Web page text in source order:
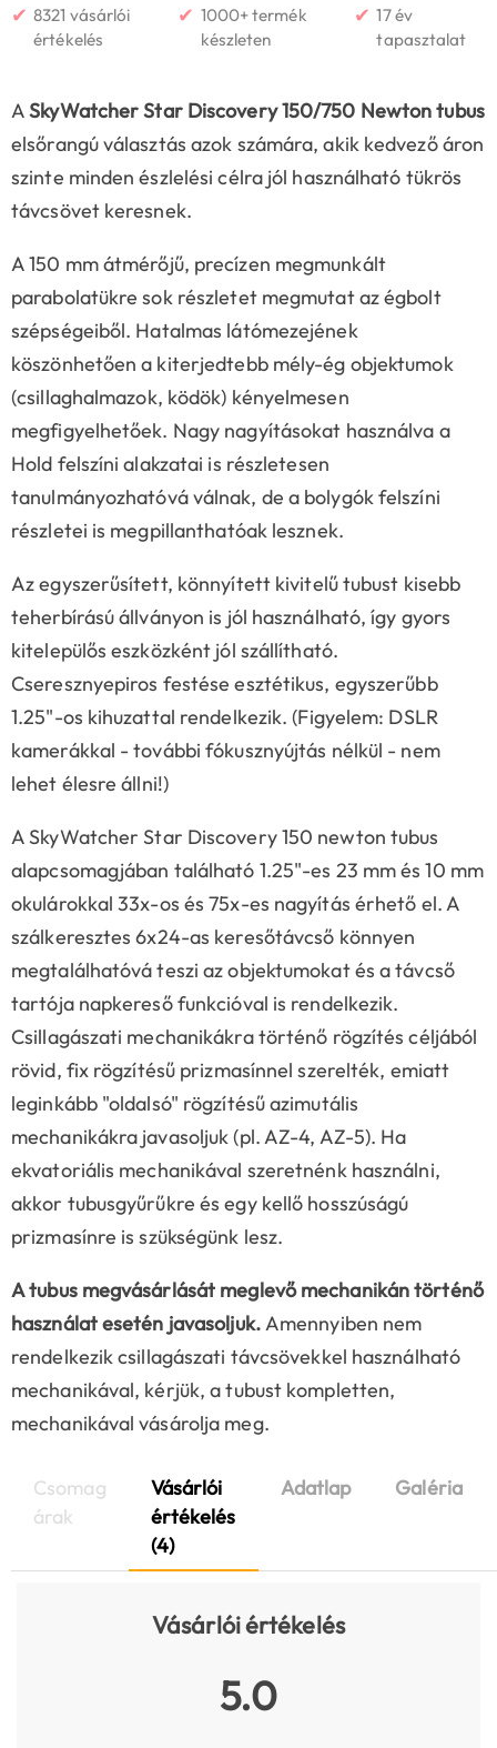
✔ 8321 vásárlói
értékelés
✔ 1000+ termék
készleten
✔ 17 év
tapasztalat
ASkyWatcher Star Discovery 150/750 Newton tubus
elsőrangú választás azok számára, akik kedvező áron
szinte minden észlelési célra jól használható tükrös
távcsövet keresnek.
A 150 mm átmérőjű, precízen megmunkált
parabolatükre sok részletet megmutat az égbolt
szépségeiből. Hatalmas látómezejének
köszönhetően a kiterjedtebb mély-ég objektumok
(csillaghalmazok, ködök) kényelmesen
megfigyelhetőek. Nagy nagyításokat használva a
Hold felszíni alakzatai is részletesen
tanulmányozhatóvá válnak, de a bolygók felszíni
részletei is megpillanthatóak lesznek.
Az egyszerűsített, könnyített kivitelű tubust kisebb
teherbírású állványon is jól használható, így gyors
kitelepülős eszközként jól szállítható.
Cseresznyepiros festése esztétikus, egyszerűbb
1.25"-os kihuzattal rendelkezik. (Figyelem: DSLR
kamerákkal - további fókusznyújtás nélkül - nem
lehet élesre állni!)
A SkyWatcher Star Discovery 150 newton tubus
alapcsomagjában található 1.25"-es 23 mm és 10 mm
okulárokkal 33x-os és 75x-es nagyítás érhető el. A
szálkeresztes 6x24-as keresőtávcső könnyen
megtalálhatóvá teszi az objektumokat és a távcső
tartója napkereső funkcióval is rendelkezik.
Csillagászati mechanikákra történő rögzítés céljából
rövid, fix rögzítésű prizmasínnel szerelték, emiatt
leginkább "oldalsó" rögzítésű azimutális
mechanikákra javasoljuk (pl. AZ-4, AZ-5). Ha
ekvatoriális mechanikával szeretnénk használni,
akkor tubusgyűrűkre és egy kellő hosszúságú
prizmasínre is szükségünk lesz.
A tubus megvásárlását meglevő mechanikán történő
használat esetén javasoljuk.Amennyiben nem
rendelkezik csillagászati távcsövekkel használható
mechanikával, kérjük, a tubust kompletten,
mechanikával vásárolja meg.
Csomag
árak
Vásárlói
értékelés
(4)
Adatlap Galéria
Vásárlói értékelés
5.0